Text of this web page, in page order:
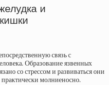
и
связь с
Образование язвенных
со стрессом и развиваться они
молниеносно.